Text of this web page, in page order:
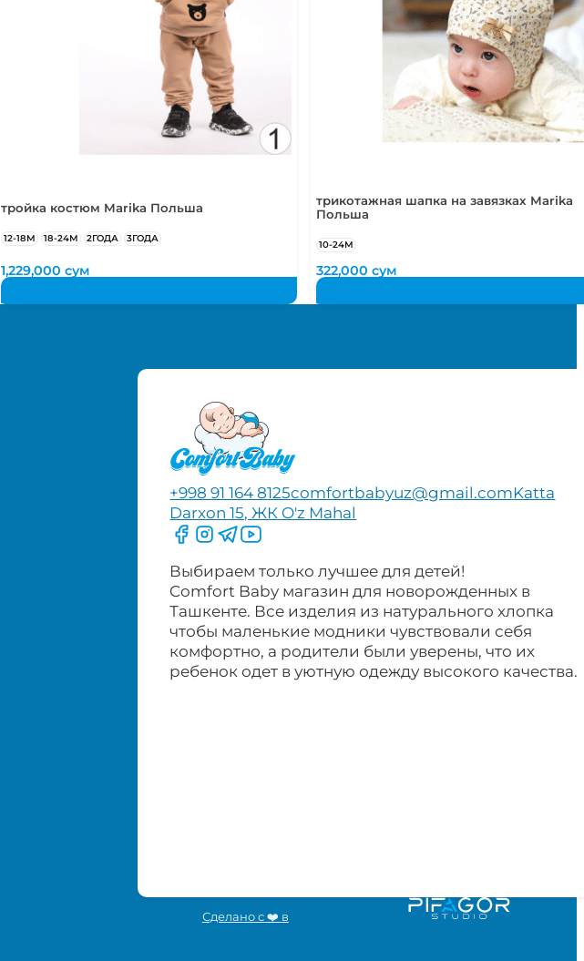
тройка костюм Marika Польша
12-18М 18-24М 2ГОДА 3ГОДА
1,229,000сум
трикотажная шапка на завязках Marika
Польша
10-24М
322,000 сум
+998 91 164 8125comfortbabyuz@gmail.comKatta
Darxon 15, ЖК O'z Mahal
Следите за нами на Facebook
Следите за нами в Instagram
Следите за нами в Telegram
Следите за нами в YouTube
Выбираем только лучшее для детей!
Comfort Baby магазин для новорожденных в
Ташкенте. Все изделия из натурального хлопка
чтобы маленькие модники чувствовали себя
комфортно, а родители были уверены, что их
ребенок одет в уютную одежду высокого качества.
Сделано с ❤️ в